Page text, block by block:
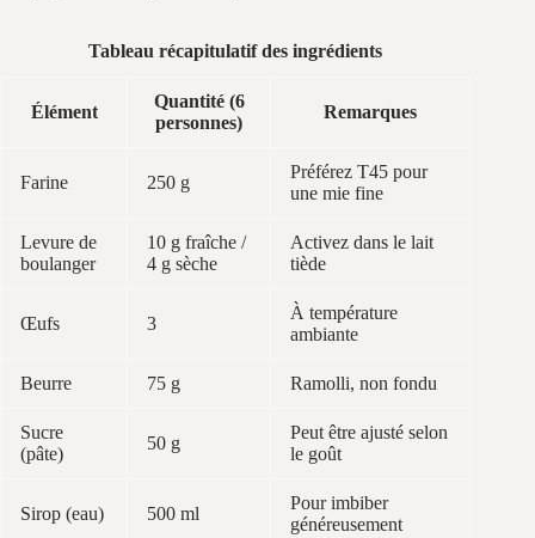
Tableau récapitulatif des ingrédients
Élément
Quantité (6
personnes)
Remarques
Farine 250 g
Préférez T45 pour
une mie fine
Levure de
boulanger
10 g fraîche /
4 g sèche
Activez dans le lait
tiède
Œufs 3
À température
ambiante
Beurre 75 g Ramolli, non fondu
Sucre
(pâte)
50 g
Peut être ajusté selon
le goût
Sirop (eau) 500 ml
Pour imbiber
généreusement